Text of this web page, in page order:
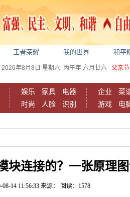
王者荣耀 我的世界 和平
2026年8月8日 星期六 丙午年 六月廿六 父亲节
娱乐 家具
电器
时尚
人脸 识别
企业 菜
游戏
电
块连接的？一张原理
08-14 11:56:33 来源： 阅读：1578